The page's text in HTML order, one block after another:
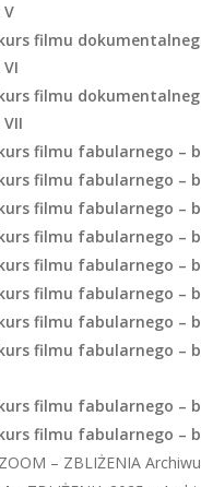
filmu
filmu
filmu fabularnego –
filmu fabularnego –
filmu fabularnego –
filmu fabularnego –
filmu fabularnego –
filmu fabularnego –
filmu fabularnego –
filmu fabularnego –
filmu fabularnego –
filmu fabularnego –
– ZBLIŻENIA